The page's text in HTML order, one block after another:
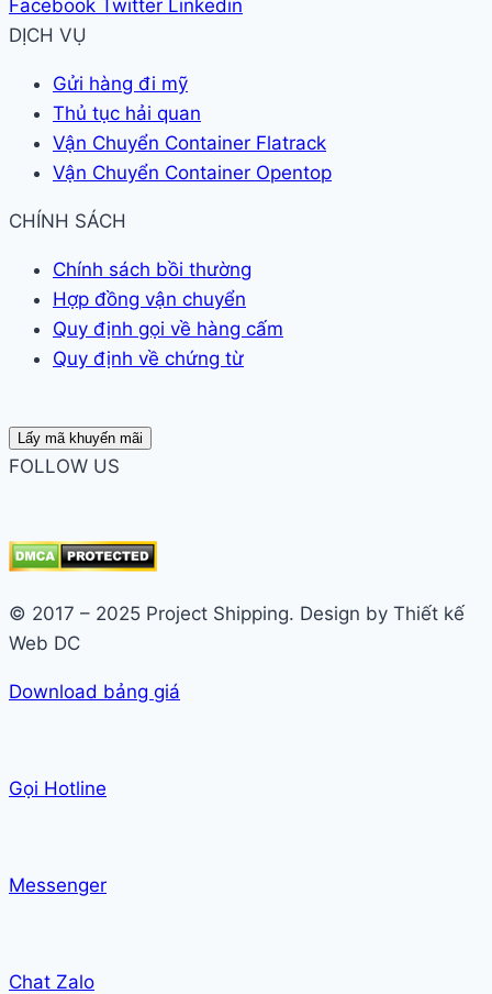
Facebook Twitter Linkedin
DỊCH VỤ
Gửi hàng đi mỹ
Thủ tục hải quan
Vận Chuyển Container Flatrack
Vận Chuyển Container Opentop
CHÍNH SÁCH
Chính sách bồi thường
Hợp đồng vận chuyển
Quy định gọi về hàng cấm
Quy định về chứng từ
Lấy mã khuyến mãi
FOLLOW US
© 2017 – 2025 Project Shipping. Design by Thiết kế
Web DC
Download bảng giá
Gọi Hotline
Messenger
Chat Zalo